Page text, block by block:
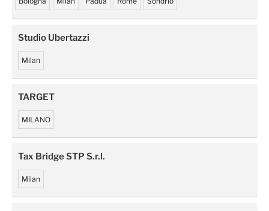
Studio Ubertazzi
Milan
TARGET
MILANO
Tax Bridge STP S.r.l.
Milan